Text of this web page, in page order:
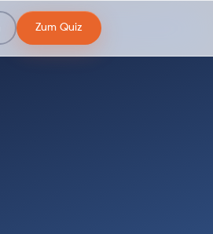
Zum Quiz